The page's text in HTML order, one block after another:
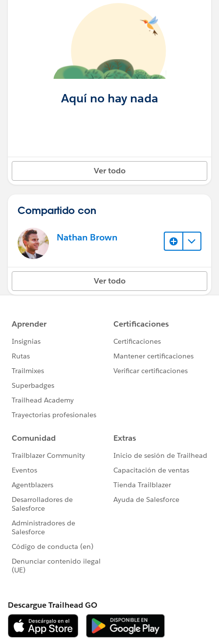
Aquí no hay nada
Ver todo
Compartido con
Nathan Brown
Ver todo